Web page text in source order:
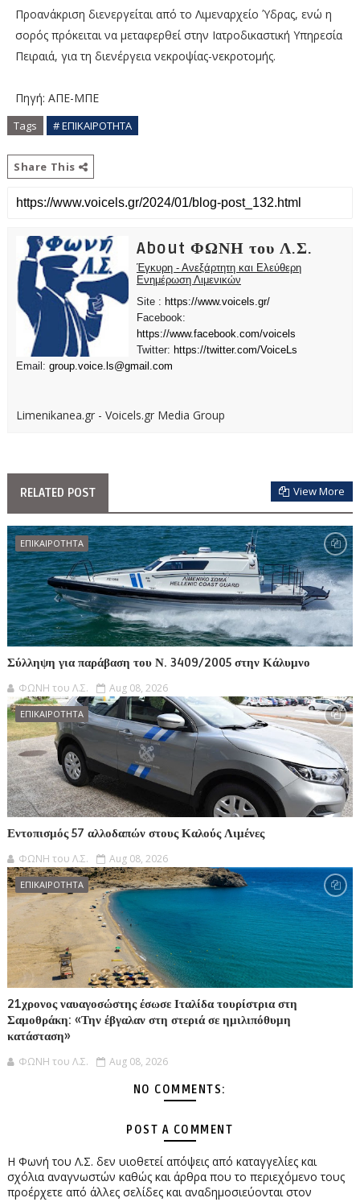
Προανάκριση διενεργείται από το Λιμεναρχείο Ύδρας, ενώ η
σορός πρόκειται να μεταφερθεί στην Ιατροδικαστική Υπηρεσία
Πειραιά, για τη διενέργεια νεκροψίας-νεκροτομής.
Πηγή: ΑΠΕ-ΜΠΕ
Tags # ΕΠΙΚΑΙΡΟΤΗΤΑ
Share This
About ΦΩΝΗ του Λ.Σ.
Έγκυρη - Ανεξάρτητη και Ελεύθερη
Ενημέρωση Λιμενικών
Site : https://www.voicels.gr/
Facebook:
https://www.facebook.com/voicels
Twitter: https://twitter.com/VoiceLs
Email: group.voice.ls@gmail.com
Limenikanea.gr - Voicels.gr Media Group
RELATED POST View More
ΕΠΙΚΑΙΡΟΤΗΤΑ
Σύλληψη για παράβαση του Ν. 3409/2005 στην Κάλυμνο
ΦΩΝΗ του Λ.Σ. Aug 08, 2026
ΕΠΙΚΑΙΡΟΤΗΤΑ
Εντοπισμός 57 αλλοδαπών στους Καλούς Λιμένες
ΦΩΝΗ του Λ.Σ. Aug 08, 2026
ΕΠΙΚΑΙΡΟΤΗΤΑ
21χρονος ναυαγοσώστης έσωσε Ιταλίδα τουρίστρια στη
Σαμοθράκη: «Την έβγαλαν στη στεριά σε ημιλιπόθυμη
κατάσταση»
ΦΩΝΗ του Λ.Σ. Aug 08, 2026
NO COMMENTS:
POST A COMMENT
Η Φωνή του Λ.Σ. δεν υιοθετεί απόψεις από καταγγελίες και
σχόλια αναγνωστών καθώς και άρθρα που το περιεχόμενο τους
προέρχετε από άλλες σελίδες και αναδημοσιεύονται στον